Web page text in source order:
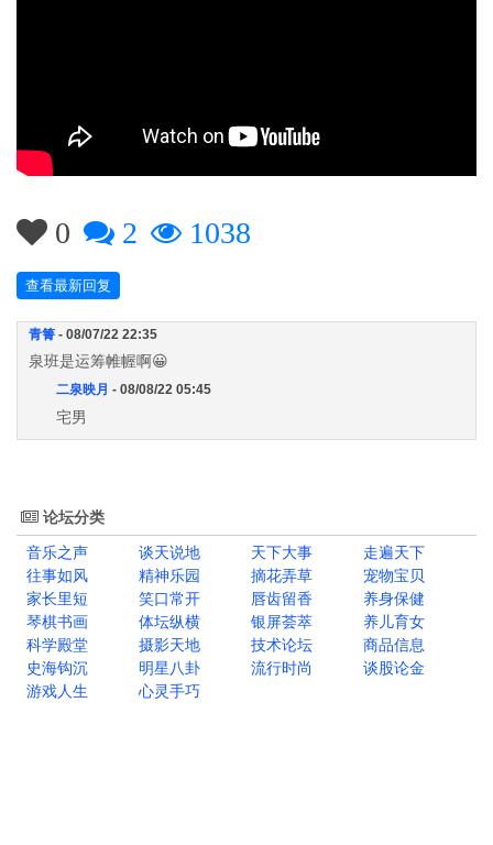
0 2 1038
查看最新回复
青箐 - 08/07/22 22:35
泉班是运筹帷幄啊😀
二泉映月 - 08/08/22 05:45
宅男
论坛分类
音乐之声
谈天说地 天下大事
走遍天下
往事如风
精神乐园 摘花弄草
宠物宝贝
家长里短
笑口常开 唇齿留香
养身保健
琴棋书画
体坛纵横 银屏荟萃
养儿育女
科学殿堂
摄影天地 技术论坛
商品信息
史海钩沉
明星八卦 流行时尚
谈股论金
游戏人生
心灵手巧